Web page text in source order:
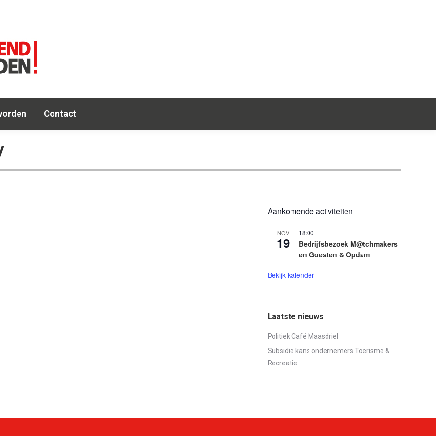
Contact
Aankomende activiteiten
NOV
19
18:00
Bedrijfsbezoek M@tchmakers
en Goesten & Opdam
Bekijk kalender
Laatste nieuws
Politiek Café Maasdriel
Subsidie kans ondernemers Toerisme &
Recreatie